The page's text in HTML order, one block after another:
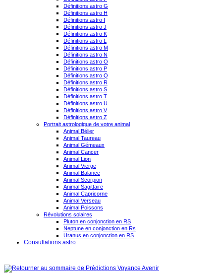
Définitions astro G
Définitions astro H
Définitions astro I
Définitions astro J
Définitions astro K
Définitions astro L
Définitions astro M
Définitions astro N
Définitions astro O
Définitions astro P
Définitions astro Q
Définitions astro R
Définitions astro S
Définitions astro T
Définitions astro U
Définitions astro V
Définitions astro Z
Portrait astrologique de votre animal
Animal Bélier
Animal Taureau
Animal Gémeaux
Animal Cancer
Animal Lion
Animal Vierge
Animal Balance
Animal Scorpion
Animal Sagittaire
Animal Capricorne
Animal Verseau
Animal Poissons
Révolutions solaires
Pluton en conjonction en RS
Neptune en conjonction en Rs
Uranus en conjonction en RS
Consultations astro